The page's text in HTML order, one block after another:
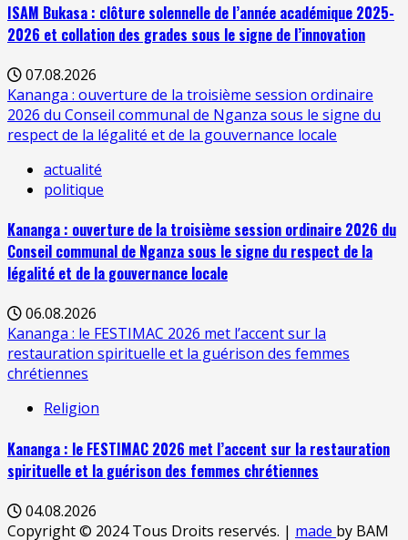
ISAM Bukasa : clôture solennelle de l’année académique 2025-
2026 et collation des grades sous le signe de l’innovation
07.08.2026
Kananga : ouverture de la troisième session ordinaire
2026 du Conseil communal de Nganza sous le signe du
respect de la légalité et de la gouvernance locale
actualité
politique
Kananga : ouverture de la troisième session ordinaire 2026 du
Conseil communal de Nganza sous le signe du respect de la
légalité et de la gouvernance locale
06.08.2026
Kananga : le FESTIMAC 2026 met l’accent sur la
restauration spirituelle et la guérison des femmes
chrétiennes
Religion
Kananga : le FESTIMAC 2026 met l’accent sur la restauration
spirituelle et la guérison des femmes chrétiennes
04.08.2026
Copyright © 2024 Tous Droits reservés. | made by BAM